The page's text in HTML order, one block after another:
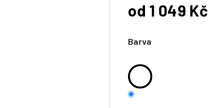
Barva
od 1 049 Kč